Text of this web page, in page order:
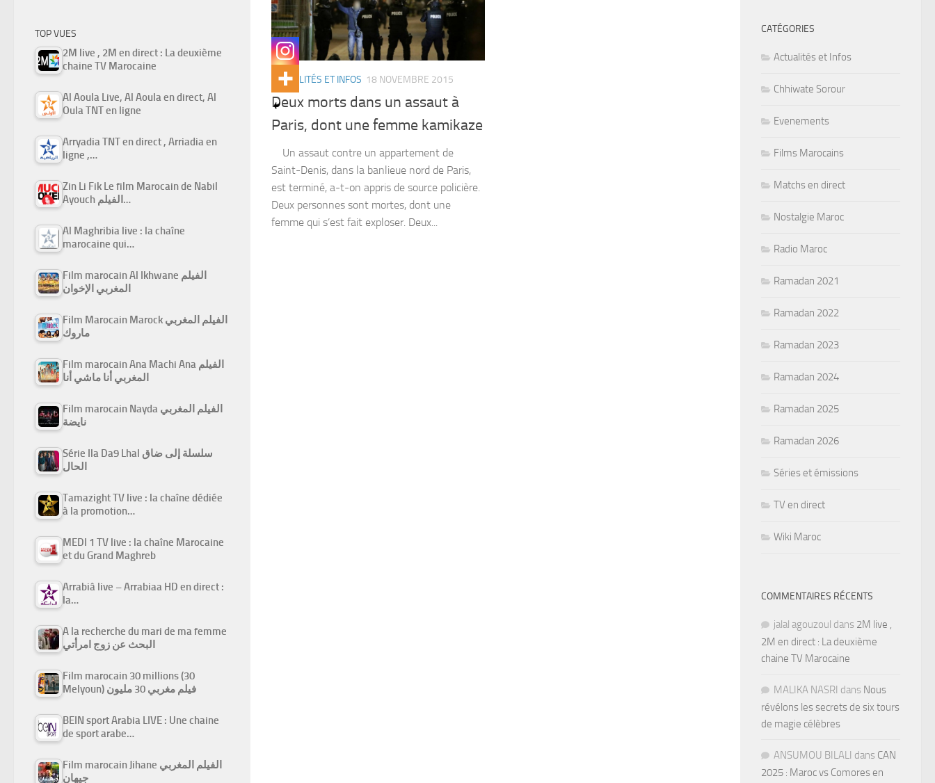
ACTUALITÉS ET INFOS 18 NOVEMBRE 2015
Deux morts dans un assaut à
Paris, dont une femme kamikaze
Un assaut contre un appartement de
Saint-Denis, dans la banlieue nord de Paris,
est terminé, a-t-on appris de source policière.
Deux personnes sont mortes, dont une
femme qui s’est fait exploser. Deux...
TOP VUES
2M live , 2M en direct : La deuxième
chaine TV Marocaine
Al Aoula Live, Al Aoula en direct, Al
Oula TNT en ligne
Arryadia TNT en direct , Arriadia en
ligne ,…
Zin Li Fik Le film Marocain de Nabil
Ayouch الفيلم…
Al Maghribia live : la chaîne
marocaine qui…
Film marocain Al Ikhwane الفيلم
المغربي الإخوان
Film Marocain Marock الفيلم المغربي
ماروك
Film marocain Ana Machi Ana الفيلم
المغربي أنا ماشي أنا
Film marocain Nayda الفيلم المغربي
نايضة
Série Ila Da9 Lhal سلسلة إلى ضاق
الحال
Tamazight TV live : la chaîne dédiée
à la promotion…
MEDI 1 TV live : la chaîne Marocaine
et du Grand Maghreb
Arrabiâ live – Arrabiaa HD en direct :
la…
A la recherche du mari de ma femme
البحث عن زوج امرأتي
Film marocain 30 millions (30
Melyoun) فيلم مغربي 30 مليون
BEIN sport Arabia LIVE : Une chaine
de sport arabe…
Film marocain Jihane الفيلم المغربي
جيهان
CATÉGORIES
Actualités et Infos
Chhiwate Sorour
Evenements
Films Marocains
Matchs en direct
Nostalgie Maroc
Radio Maroc
Ramadan 2021
Ramadan 2022
Ramadan 2023
Ramadan 2024
Ramadan 2025
Ramadan 2026
Séries et émissions
TV en direct
Wiki Maroc
COMMENTAIRES RÉCENTS
jalal agouzoul dans 2M live ,
2M en direct : La deuxième
chaine TV Marocaine
MALIKA NASRI dans Nous
révélons les secrets de six tours
de magie célèbres
ANSUMOU BILALI dans CAN
2025 : Maroc vs Comores en